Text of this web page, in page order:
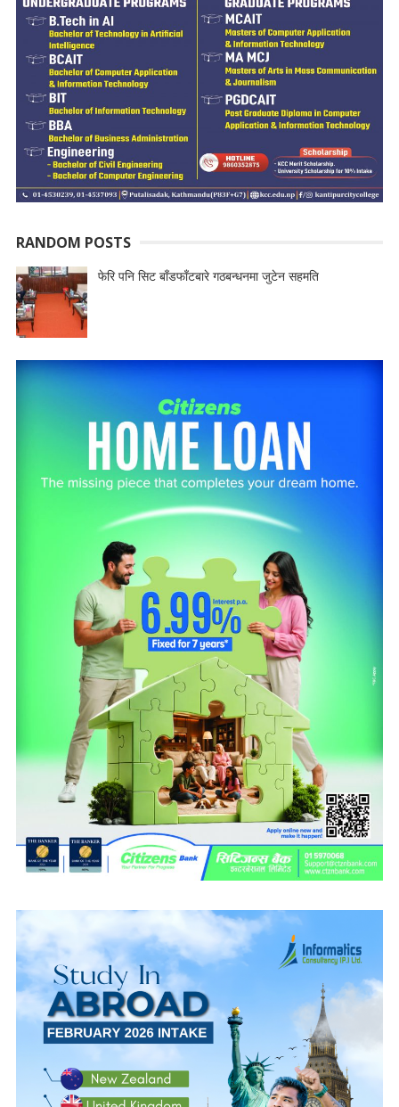
RANDOM POSTS
फेरि पनि सिट बाँडफाँटबारे गठबन्धनमा जुटेन सहमति